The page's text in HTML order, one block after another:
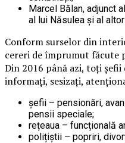
Marcel Bălan, adjunct
al lui Năsulea și al
Conform surselor din
cereri de împrumut făcute
Din 2016 până azi, toți
informați, sesizați,
șefii – pensionări,
pensii speciale;
rețeaua – funcțională
polițiștii – popriri,